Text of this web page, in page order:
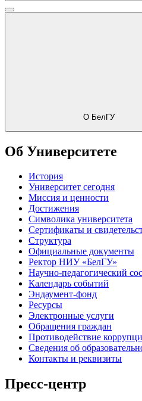
О БелГУ
Об Университете
История
Университет сегодня
Миссия и ценности
Достижения
Символика университета
Сертификаты и
Структура
Официальные документы
Ректор НИУ «БелГУ»
Научно-педагогический
Календарь событий
Эндаумент-фонд
Ресурсы
Электронные услуги
Обращения граждан
Противодействие
Сведения об
Контакты и реквизиты
Пресс-центр